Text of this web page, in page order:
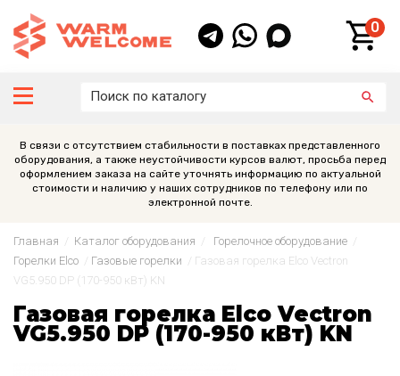
0
В связи с отсутствием стабильности в поставках представленного
оборудования, а также неустойчивости курсов валют, просьба перед
оформлением заказа на сайте уточнять информацию по актуальной
стоимости и наличию у наших сотрудников по телефону или по
электронной почте.
Главная Каталог оборудования Горелочное оборудование
Горелки Elco
Газовые горелки
Газовая горелка Elco Vectron
VG5.950 DP (170-950 кВт) KN
Газовая горелка Elco Vectron
VG5.950 DP (170-950 кВт) KN